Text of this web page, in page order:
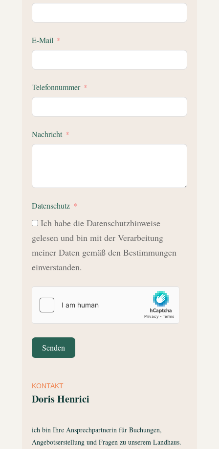
E-Mail
Telefonnummer
Nachricht
Datenschutz
Ich habe die Datenschutzhinweise
gelesen und bin mit der Verarbeitung
meiner Daten gemäß den Bestimmungen
einverstanden.
Senden
KONTAKT
Doris Henrici
ich bin Ihre Ansprechpartnerin für Buchungen,
Angebotserstellung und Fragen zu unserem Landhaus.